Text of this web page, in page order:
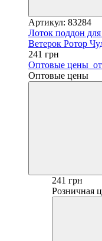
Артикул: 83284
Лоток поддон
Ветерок Ротор
241 грн
Оптовые цены
Оптовые цены
241 грн
Розничная